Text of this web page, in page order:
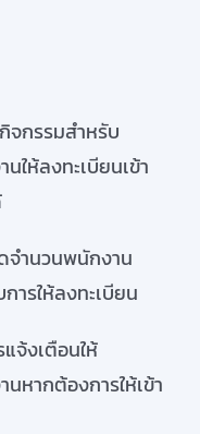
จกรรมสำหรับ
ให้ลงทะเบียนเข้า
จำนวนพนักงาน
ารให้ลงทะเบียน
จ้งเตือนให้
หากต้องการให้เข้า